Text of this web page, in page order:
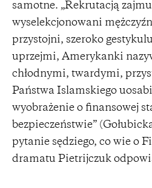
samotne. „Rekrutacją
wyselekcjonowani
przystojni, szeroko
uprzejmi, Amerykanki
chłodnymi, twardymi,
Państwa Islamskiego
wyobrażenie o finansowej
bezpieczeństwie”
pytanie sędziego, co wie o
dramatu Pietrijczuk